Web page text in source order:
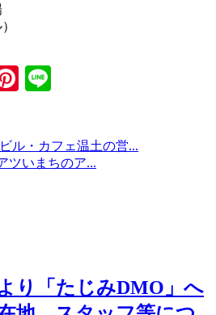
Pinterest
ル・カフェ温土の営...
ツいまちのア...
り「たじみDMO」へ